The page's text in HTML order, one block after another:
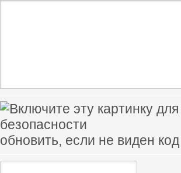
обновить, если не виден код